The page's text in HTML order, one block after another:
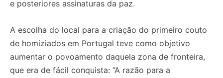
e posteriores assinaturas da paz.
A escolha do local para a criação do primeiro couto
de homiziados em Portugal teve como objetivo
aumentar o povoamento daquela zona de fronteira,
que era de fácil conquista: “A razão para a